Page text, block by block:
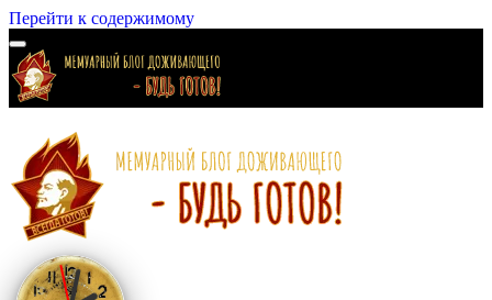
Перейти к содержимому